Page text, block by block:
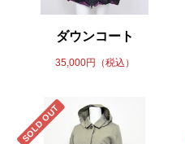
ダウンコート
35,000円（税込）
SOLD OUT